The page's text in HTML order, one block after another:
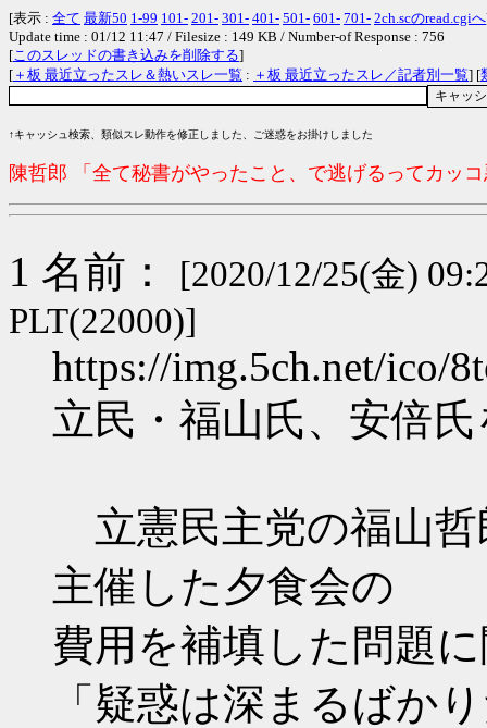
[表示 : 全て 最新50 1-99 101- 201- 301- 401- 501- 601- 701- 2ch.scのread.cgiへ
Update time : 01/12 11:47 / Filesize : 149 KB / Number-of Response : 756
[このスレッドの書き込みを削除する]
[ ＋板 最近立ったスレ＆熱いスレ一覧 : ＋板 最近立ったスレ／記者別一覧] [
↑キャッシュ検索、類似スレ動作を修正しました、ご迷惑をお掛けしました
陳哲郎 「全て秘書がやったこと、で逃げるってカッ
1 名前：
[2020/12/25(金)
PLT(22000)]
https://img.5ch.net/ico/
立民・福山氏、安倍
立憲民主党の福山哲
主催した夕食会の
費用を補填した問題
「疑惑は深まるばか